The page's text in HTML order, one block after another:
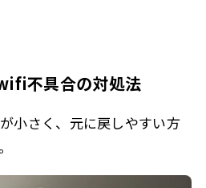
不具合の対処法
小さく、元に戻しやすい方